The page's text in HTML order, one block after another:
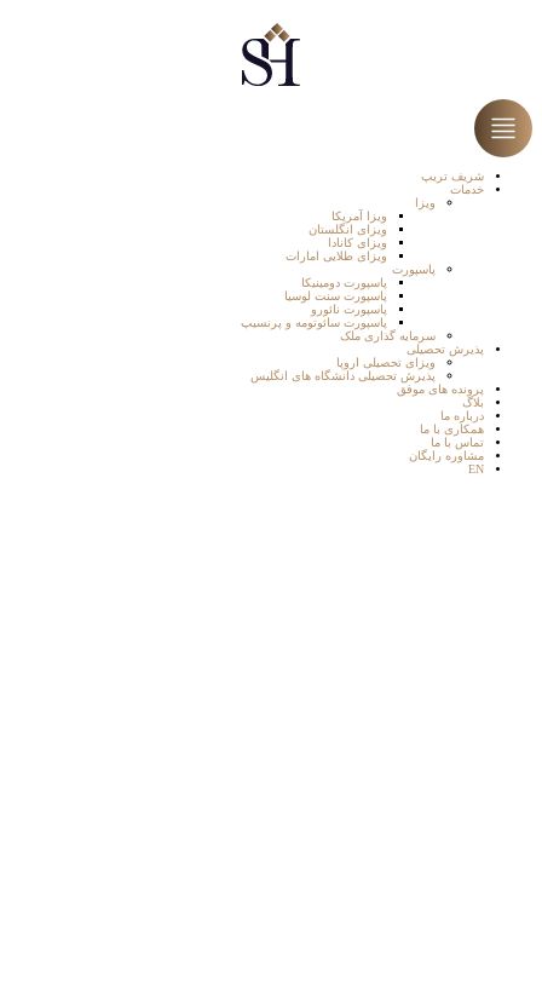
شریف تریپ
خدمات
ویزا
ویزا آمریکا
ویزای انگلستان
ویزای کانادا
ویزای طلایی امارات
پاسپورت
پاسپورت دومینیکا
پاسپورت سنت لوسیا
پاسپورت نائورو
پاسپورت سائوتومه و پرنسیپ
سرمایه گذاری ملک
پذیرش تحصیلی
ویزای تحصیلی اروپا
پذیرش تحصیلی دانشگاه های انگلیس
پرونده های موفق
بلاگ
درباره ما
همکاری با ما
تماس با ما
مشاوره رایگان
EN